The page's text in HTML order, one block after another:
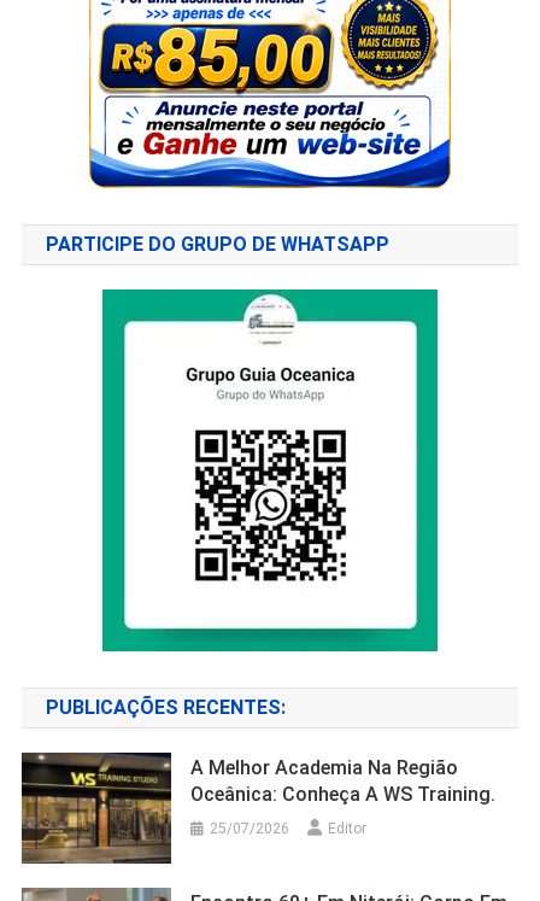
PARTICIPE DO GRUPO DE WHATSAPP
PUBLICAÇÕES RECENTES:
A Melhor Academia Na Região
Oceânica: Conheça A WS Training.
25/07/2026 Editor